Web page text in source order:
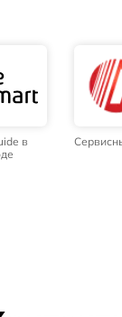
в